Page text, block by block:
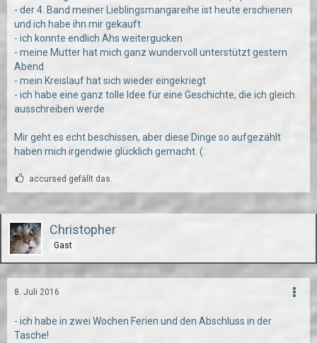
- der 4. Band meiner Lieblingsmangareihe ist heute erschienen
und ich habe ihn mir gekauft
- ich konnte endlich Ahs weitergucken
- meine Mutter hat mich ganz wundervoll unterstützt gestern
Abend
- mein Kreislauf hat sich wieder eingekriegt
- ich habe eine ganz tolle Idee für eine Geschichte, die ich gleich
ausschreiben werde
Mir geht es echt beschissen, aber diese Dinge so aufgezählt
haben mich irgendwie glücklich gemacht. (:
accursed gefällt das.
Christopher
Gast
8. Juli 2016
- ich habe in zwei Wochen Ferien und den Abschluss in der
Tasche!